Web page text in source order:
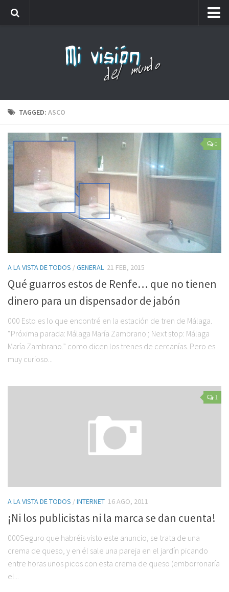
Lista de números de teléfono que no debes coger
TAGGED: ASCO
0
A LA VISTA DE TODOS /GENERAL 21 FEB, 2015
Qué guarros estos de Renfe… que no tienen
dinero para un dispensador de jabón
000 Esto es lo que encontré en la estación de tren de Málaga.
“Próxima parada: Málaga María Zambrano ; Next stop: Málaga
María Zambrano.” como dicen los trenes de cercanías. Pero es
muy curioso...
1
A LA VISTA DE TODOS /INTERNET 16 AGO, 2011
¡Ni los publicistas ni la marca se dan cuenta!
000Seguro que habréis visto este anuncio, se trata de una
crema de queso, y en él sale una pareja en el jardín picando
entre horas unos picos con esta crema de queso (emborronaría
el...